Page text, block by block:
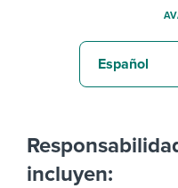
incluyen:
Español